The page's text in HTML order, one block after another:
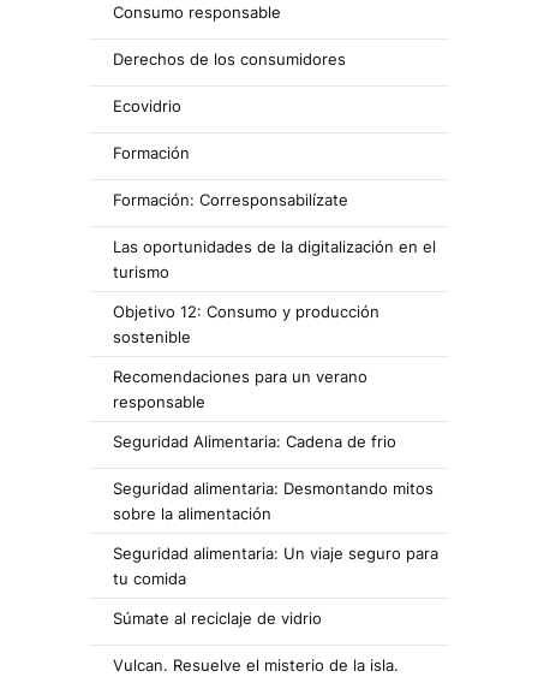
Consumo responsable
Derechos de los consumidores
Ecovidrio
Formación
Formación: Corresponsabilízate
Las oportunidades de la digitalización en el
turismo
Objetivo 12: Consumo y producción
sostenible
Recomendaciones para un verano
responsable
Seguridad Alimentaria: Cadena de frio
Seguridad alimentaria: Desmontando mitos
sobre la alimentación
Seguridad alimentaria: Un viaje seguro para
tu comida
Súmate al reciclaje de vidrio
Vulcan. Resuelve el misterio de la isla.